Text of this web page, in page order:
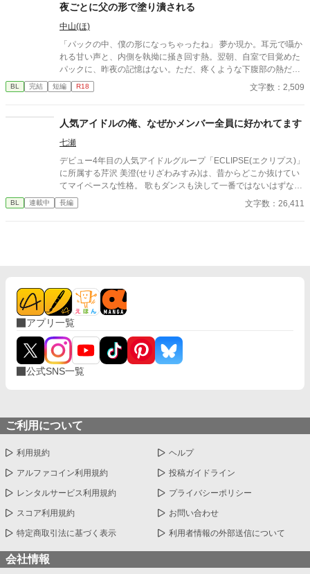
夜ごとに父の形で塗り潰される
中山(ほ)
「パックの中、僕の形になっちゃったね」 夢か現か。耳元で囁か
れる甘い声と、内側を執拗に掻き回す熱。翌朝、自室で目覚めた
パックに、昨夜の記憶はない。ただ、疼くような下腹部の熱だけ
が残っていた。 相談しようと向かった相手こそが、自分を侵食し
ている張本人だとも知らずに、パックは父の部屋の扉を開く。 こ
BL 完結 短編 R18 文字数：2,509
人気アイドルの俺、なぜかメンバー全員に好かれてます
七瀬
デビュー4年目の人気アイドルグループ「ECLIPSE(エクリプス)」
に所属する芹沢 美澄(せりざわみすみ)は、昔からどこか抜けてい
てマイペースな性格。 歌もダンスも決して一番ではないはずなの
に、なぜかファンからもメンバーからも目を離されない存在だっ
た。 世話焼きな幼なじみ、明るく距離の近い同い年、しっかり者
BL 連載中 長編 文字数：26,411
アプリ一覧
公式SNS一覧
ご利用について
利用規約 ヘルプ
アルファコイン利用規約 投稿ガイドライン
レンタルサービス利用規約 プライバシーポリシー
スコア利用規約 お問い合わせ
特定商取引法に基づく表示 利用者情報の外部送信について
会社情報